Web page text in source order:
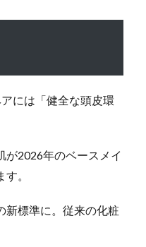
には「健全な頭皮環
が2026年のベースメイ
。
新標準に。従来の化粧